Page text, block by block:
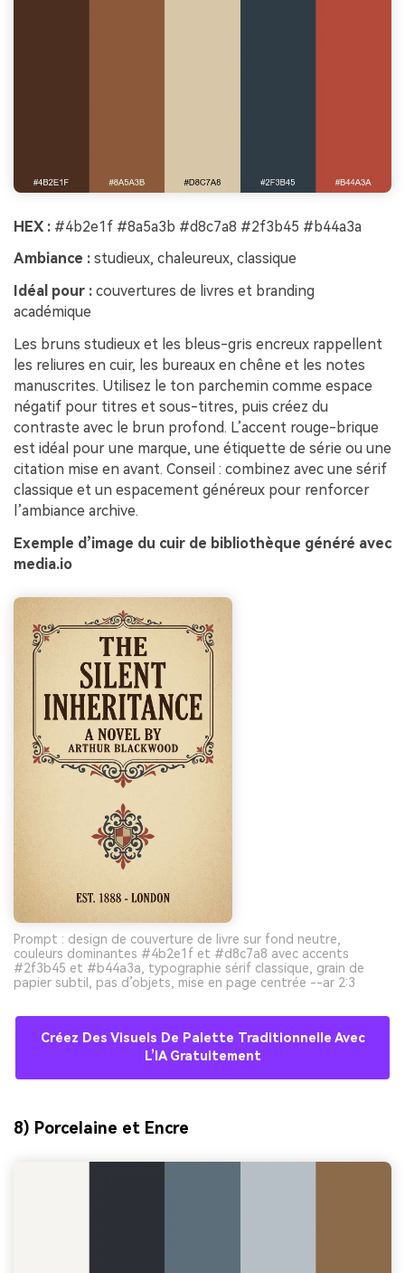
HEX : #4b2e1f #8a5a3b #d8c7a8 #2f3b45 #b44a3a
Ambiance : studieux, chaleureux, classique
Idéal pour : couvertures de livres et branding
académique
Les bruns studieux et les bleus-gris encreux rappellent
les reliures en cuir, les bureaux en chêne et les notes
manuscrites. Utilisez le ton parchemin comme espace
négatif pour titres et sous-titres, puis créez du
contraste avec le brun profond. L’accent rouge-brique
est idéal pour une marque, une étiquette de série ou une
citation mise en avant. Conseil : combinez avec une sérif
classique et un espacement généreux pour renforcer
l’ambiance archive.
Exemple d’image du cuir de bibliothèque généré avec
media.io
Prompt : design de couverture de livre sur fond neutre,
couleurs dominantes #4b2e1f et #d8c7a8 avec accents
#2f3b45 et #b44a3a, typographie sérif classique, grain de
papier subtil, pas d’objets, mise en page centrée --ar 2:3
Créez Des Visuels De Palette Traditionnelle Avec
L’IA Gratuitement
8) Porcelaine et Encre